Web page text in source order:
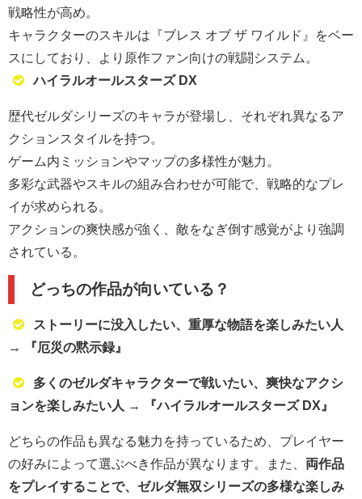
戦略性が高め。
キャラクターのスキルは『ブレス オブ ザ ワイルド』をベー
スにしており、より原作ファン向けの戦闘システム。
ハイラルオールスターズ DX
歴代ゼルダシリーズのキャラが登場し、それぞれ異なるア
クションスタイルを持つ。
ゲーム内ミッションやマップの多様性が魅力。
多彩な武器やスキルの組み合わせが可能で、戦略的なプレ
イが求められる。
アクションの爽快感が強く、敵をなぎ倒す感覚がより強調
されている。
どっちの作品が向いている？
ストーリーに没入したい、重厚な物語を楽しみたい人
→
『厄災の黙示録』
多くのゼルダキャラクターで戦いたい、爽快なアクシ
ョンを楽しみたい人 → 『ハイラルオールスターズ DX』
どちらの作品も異なる魅力を持っているため、プレイヤー
の好みによって選ぶべき作品が異なります。また、 両作品
をプレイすることで、ゼルダ無双シリーズの多様な楽しみ